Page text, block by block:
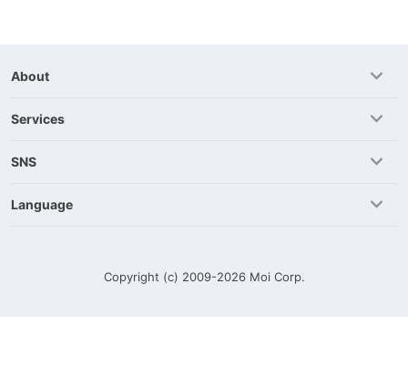
About
Services
SNS
Language
Copyright (c) 2009-2026 Moi Corp.